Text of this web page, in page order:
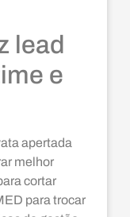
lead
e
apertada
melhor
cortar
para trocar